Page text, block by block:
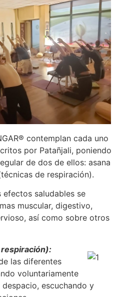
contemplan cada uno
por Patañjali, poniendo
de dos de ellos: asana
de respiración).
efectos saludables se
muscular, digestivo,
así como sobre otros
las diferentes
voluntariamente
escuchando y